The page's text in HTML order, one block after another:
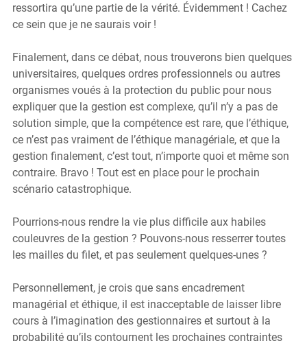
ressortira qu’une partie de la vérité. Évidemment ! Cachez
ce sein que je ne saurais voir !
Finalement, dans ce débat, nous trouverons bien quelques
universitaires, quelques ordres professionnels ou autres
organismes voués à la protection du public pour nous
expliquer que la gestion est complexe, qu’il n’y a pas de
solution simple, que la compétence est rare, que l’éthique,
ce n’est pas vraiment de l’éthique managériale, et que la
gestion finalement, c’est tout, n’importe quoi et même son
contraire. Bravo ! Tout est en place pour le prochain
scénario catastrophique.
Pourrions-nous rendre la vie plus difficile aux habiles
couleuvres de la gestion ? Pouvons-nous resserrer toutes
les mailles du filet, et pas seulement quelques-unes ?
Personnellement, je crois que sans encadrement
managérial et éthique, il est inacceptable de laisser libre
cours à l’imagination des gestionnaires et surtout à la
probabilité qu’ils contournent les prochaines contraintes